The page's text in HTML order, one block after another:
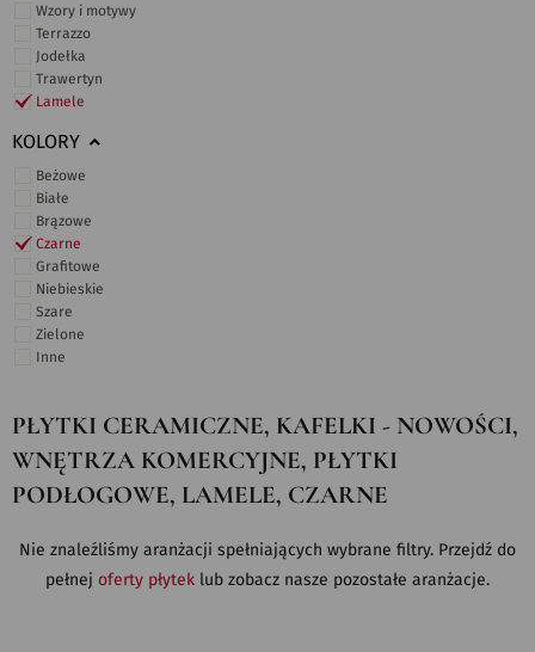
Wzory i motywy
Terrazzo
Jodełka
Trawertyn
Lamele
KOLORY
Beżowe
Białe
Brązowe
Czarne
Grafitowe
Niebieskie
Szare
Zielone
Inne
PŁYTKI CERAMICZNE, KAFELKI - NOWOŚCI,
WNĘTRZA KOMERCYJNE, PŁYTKI
PODŁOGOWE, LAMELE, CZARNE
Nie znaleźliśmy aranżacji spełniających wybrane filtry. Przejdź do
pełnej oferty płytek lub zobacz nasze pozostałe aranżacje.